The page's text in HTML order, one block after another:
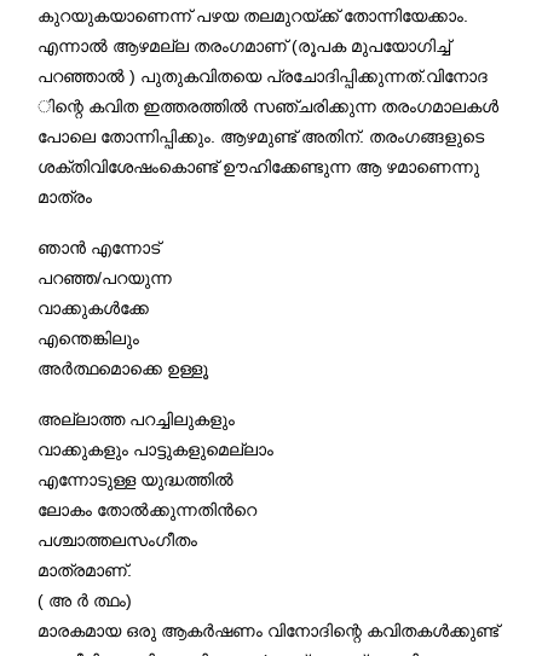
കുറയുകയാണെന്ന് പഴയ തലമുറയ്ക്ക് തോന്നിയേക്കാം.
എന്നാൽ ആഴമല്ല തരംഗമാണ് (രൂപക മുപയോഗിച്ച്
പറഞ്ഞാൽ ) പുതുകവിതയെ പ്രചോദിപ്പിക്കുന്നത്.വിനോദ
ിന്റെ കവിത ഇത്തരത്തിൽ സഞ്ചരിക്കുന്ന തരംഗമാലകൾ
പോലെ തോന്നിപ്പിക്കും. ആഴമുണ്ട് അതിന്. തരംഗങ്ങളുടെ
ശക്തിവിശേഷംകൊണ്ട് ഊഹിക്കേണ്ടുന്ന ആ ഴമാണെന്നു
മാത്രം
ഞാന്‍ എന്നോട്
പറഞ്ഞ/പറയുന്ന
വാക്കുകള്‍ക്കേ
എന്തെങ്കിലും
അര്‍ത്ഥമൊക്കെ ഉള്ളൂ
അല്ലാത്ത പറച്ചിലുകളും
വാക്കുകളും പാട്ടുകളുമെല്ലാം
എന്നോടുള്ള യുദ്ധത്തില്‍
ലോകം തോല്‍ക്കുന്നതിന്‍റെ
പശ്ചാത്തലസംഗീതം
മാത്രമാണ്.
( അ ർ ത്ഥം)
മാരകമായ ഒരു ആകർഷണം വിനോദിന്റെ കവിതകൾക്കുണ്ട്